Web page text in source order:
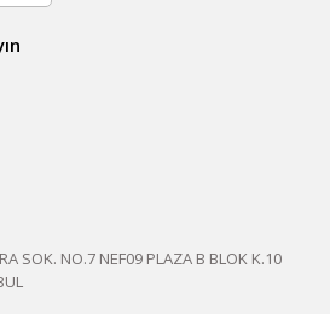
SOK. NO.7 NEF09 PLAZA B BLOK K.10